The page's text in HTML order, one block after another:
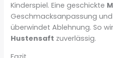
Kinderspiel. Eine geschickte
Geschmacksanpassung
überwindet Ablehnung. So
Hustensaft zuverlässig.